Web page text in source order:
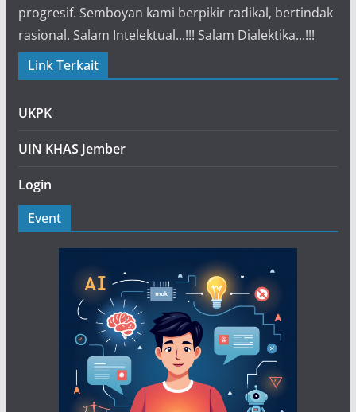
progresif. Semboyan kami berpikir radikal, bertindak
rasional. Salam Intelektual...!!! Salam Dialektika...!!!
Link Terkait
UKPK
UIN KHAS Jember
Login
Event